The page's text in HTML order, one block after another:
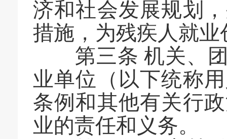
济和社会发展规划
措施，为残疾人就业
第三条 机关、团
业单位（以下统称
条例和其他有关行
业的责任和义务。